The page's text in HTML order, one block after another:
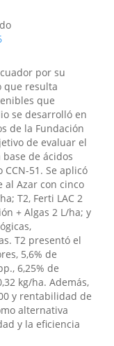
por su
que resulta
que
se desarrolló en
de la Fundación
de evaluar el
de ácidos
51. Se aplicó
al Azar con cinco
T2, Ferti LAC 2
+ Algas 2 L/ha; y
T2 presentó el
5,6% de
6,25% de
kg/ha. Además,
y rentabilidad de
alternativa
y la eficiencia